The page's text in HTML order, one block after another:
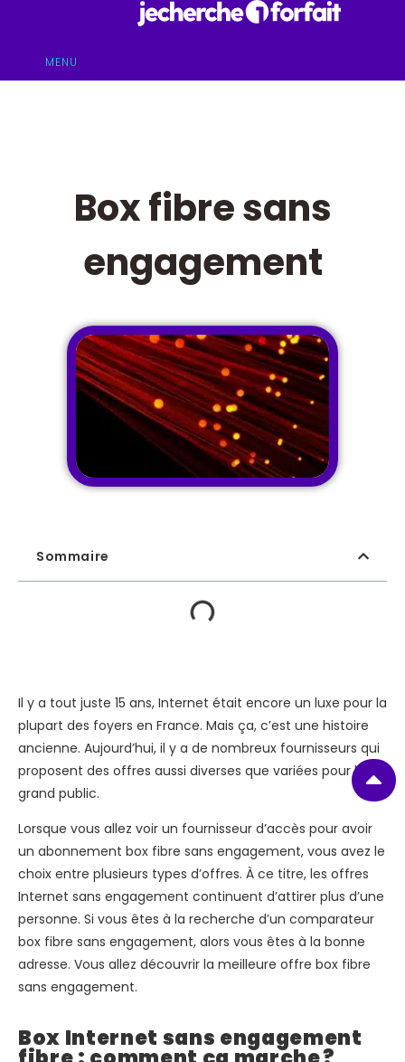
MENU
Box fibre sans
engagement
Sommaire
Il y a tout juste 15 ans, Internet était encore un luxe pour la
plupart des foyers en France. Mais ça, c’est une histoire
ancienne. Aujourd’hui, il y a de nombreux fournisseurs qui
proposent des offres aussi diverses que variées pour le
grand public.
Lorsque vous allez voir un fournisseur d’accès pour avoir
un abonnement box fibre sans engagement, vous avez le
choix entre plusieurs types d’offres. À ce titre, les offres
Internet sans engagement continuent d’attirer plus d’une
personne. Si vous êtes à la recherche d’un comparateur
box fibre sans engagement, alors vous êtes à la bonne
adresse. Vous allez découvrir la meilleure offre box fibre
sans engagement.
Box Internet sans engagement